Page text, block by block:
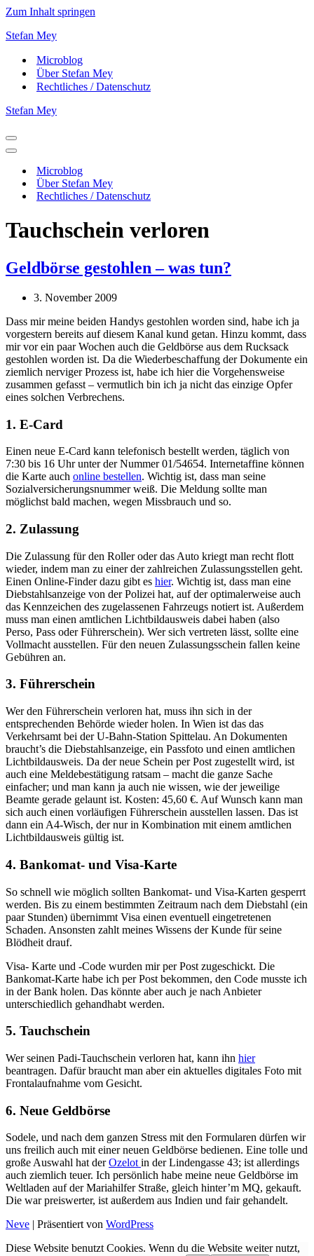
Zum Inhalt springen
Stefan Mey
Microblog
Über Stefan Mey
Rechtliches / Datenschutz
Stefan Mey
Navigationsmenü
Navigationsmenü
Microblog
Über Stefan Mey
Rechtliches / Datenschutz
Tauchschein verloren
Geldbörse gestohlen – was tun?
3. November 2009
Dass mir meine beiden Handys gestohlen worden sind, habe ich ja
vorgestern bereits auf diesem Kanal kund getan. Hinzu kommt, dass
mir vor ein paar Wochen auch die Geldbörse aus dem Rucksack
gestohlen worden ist. Da die Wiederbeschaffung der Dokumente ein
ziemlich nerviger Prozess ist, habe ich hier die Vorgehensweise
zusammen gefasst – vermutlich bin ich ja nicht das einzige Opfer
eines solchen Verbrechens.
1. E-Card
Einen neue E-Card kann telefonisch bestellt werden, täglich von
7:30 bis 16 Uhr unter der Nummer 01/54654. Internetaffine können
die Karte auch online bestellen. Wichtig ist, dass man seine
Sozialversicherungsnummer weiß. Die Meldung sollte man
möglichst bald machen, wegen Missbrauch und so.
2. Zulassung
Die Zulassung für den Roller oder das Auto kriegt man recht flott
wieder, indem man zu einer der zahlreichen Zulassungsstellen geht.
Einen Online-Finder dazu gibt es hier. Wichtig ist, dass man eine
Diebstahlsanzeige von der Polizei hat, auf der optimalerweise auch
das Kennzeichen des zugelassenen Fahrzeugs notiert ist. Außerdem
muss man einen amtlichen Lichtbildausweis dabei haben (also
Perso, Pass oder Führerschein). Wer sich vertreten lässt, sollte eine
Vollmacht ausstellen. Für den neuen Zulassungsschein fallen keine
Gebühren an.
3. Führerschein
Wer den Führerschein verloren hat, muss ihn sich in der
entsprechenden Behörde wieder holen. In Wien ist das das
Verkehrsamt bei der U-Bahn-Station Spittelau. An Dokumenten
braucht’s die Diebstahlsanzeige, ein Passfoto und einen amtlichen
Lichtbildausweis. Da der neue Schein per Post zugestellt wird, ist
auch eine Meldebestätigung ratsam – macht die ganze Sache
einfacher; und man kann ja auch nie wissen, wie der jeweilige
Beamte gerade gelaunt ist. Kosten: 45,60 €. Auf Wunsch kann man
sich auch einen vorläufigen Führerschein ausstellen lassen. Das ist
dann ein A4-Wisch, der nur in Kombination mit einem amtlichen
Lichtbildausweis gültig ist.
4. Bankomat- und Visa-Karte
So schnell wie möglich sollten Bankomat- und Visa-Karten gesperrt
werden. Bis zu einem bestimmten Zeitraum nach dem Diebstahl (ein
paar Stunden) übernimmt Visa einen eventuell eingetretenen
Schaden. Ansonsten zahlt meines Wissens der Kunde für seine
Blödheit drauf.
Visa- Karte und -Code wurden mir per Post zugeschickt. Die
Bankomat-Karte habe ich per Post bekommen, den Code musste ich
in der Bank holen. Das könnte aber auch je nach Anbieter
unterschiedlich gehandhabt werden.
5. Tauchschein
Wer seinen Padi-Tauchschein verloren hat, kann ihn hier
beantragen. Dafür braucht man aber ein aktuelles digitales Foto mit
Frontalaufnahme vom Gesicht.
6. Neue Geldbörse
Sodele, und nach dem ganzen Stress mit den Formularen dürfen wir
uns freilich auch mit einer neuen Geldbörse bedienen. Eine tolle und
große Auswahl hat derOzelotin der Lindengasse 43; ist allerdings
auch ziemlich teuer. Ich persönlich habe meine neue Geldbörse im
Weltladen auf der Mariahilfer Straße, gleich hinter’m MQ, gekauft.
Die war preiswerter, ist außerdem aus Indien und fair gehandelt.
Neve | Präsentiert von WordPress
Diese Website benutzt Cookies. Wenn du die Website weiter nutzt,